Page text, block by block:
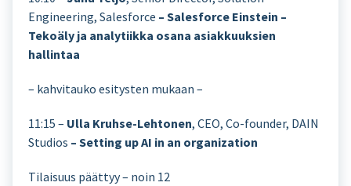
Engineering, Salesforce – Salesforce Einstein –
Tekoäly ja analytiikka osana asiakkuuksien
hallintaa
– kahvitauko esitysten mukaan –
11:15 – Ulla Kruhse-Lehtonen, CEO, Co-founder, DAIN
Studios – Setting up AI in an organization
Tilaisuus päättyy – noin 12